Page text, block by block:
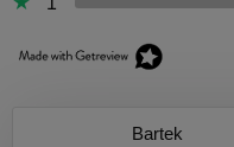
Bartek